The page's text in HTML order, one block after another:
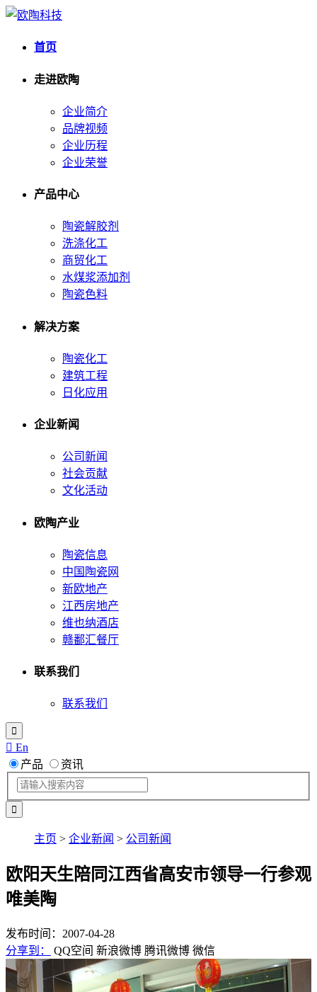
首页
走进欧陶
企业简介
品牌视频
企业历程
企业荣誉
产品中心
陶瓷解胶剂
洗涤化工
商贸化工
水煤浆添加剂
陶瓷色料
解决方案
陶瓷化工
建筑工程
日化应用
企业新闻
公司新闻
社会贡献
文化活动
欧陶产业
陶瓷信息
中国陶瓷网
新欧地产
江西房地产
维也纳酒店
赣鄱汇餐厅
联系我们
联系我们

 En
产品
资讯
主页 > 企业新闻 > 公司新闻
欧阳天生陪同江西省高安市领导一行参观
唯美陶
发布时间：2007-04-28
分享到：
QQ空间 新浪微博 腾讯微博 微信